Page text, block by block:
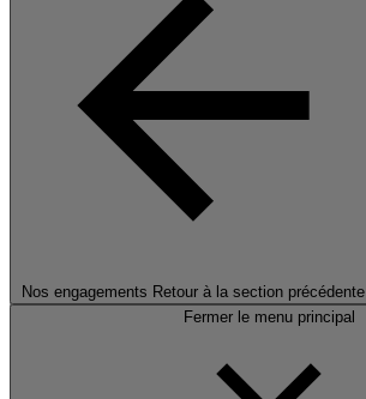
Nos engagements Retour à la section précédente
Fermer le menu principal